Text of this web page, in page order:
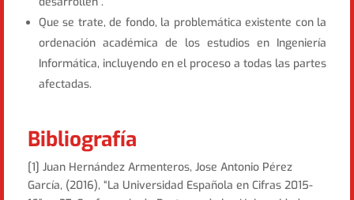
Que se trate, de fondo, la problemática existente con la
ordenación académica de los estudios en Ingeniería
Informática, incluyendo en el proceso a todas las partes
afectadas.
Bibliografía
[1] Juan Hernández Armenteros, Jose Antonio Pérez
García, (2016), “La Universidad Española en Cifras 2015-